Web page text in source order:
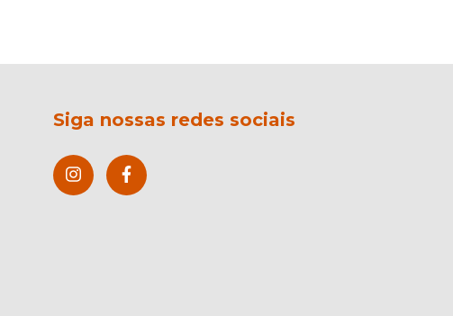
Siga nossas redes sociais